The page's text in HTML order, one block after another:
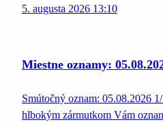
5. augusta 2026 13:10
Miestne oznamy:
Smútočný oznam: 05.08.2026
hlbokým zármutkom Vám